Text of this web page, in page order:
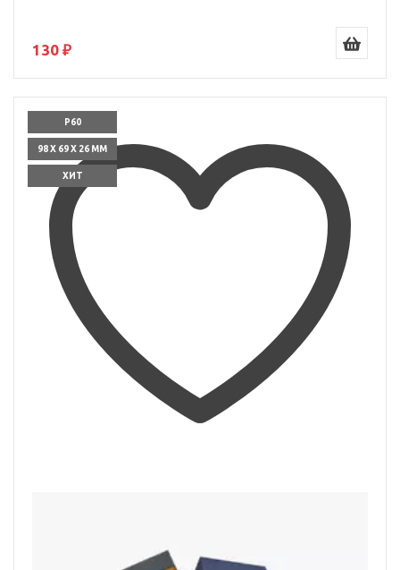
130 ₽
P60
98 X 69 X 26 ММ
ХИТ